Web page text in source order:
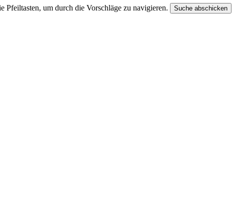
Pfeiltasten, um durch die Vorschläge zu navigieren. Suche abschicken